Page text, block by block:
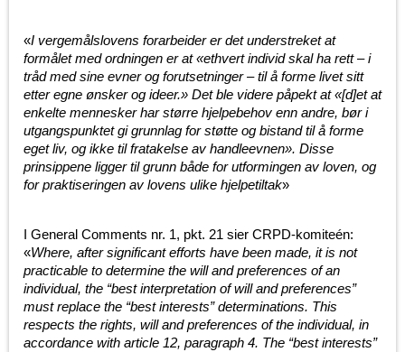
«I vergemålslovens forarbeider er det understreket at
formålet med ordningen er at «ethvert individ skal ha rett – i
tråd med sine evner og forutsetninger – til å forme livet sitt
etter egne ønsker og ideer.» Det ble videre påpekt at «[d]et at
enkelte mennesker har større hjelpebehov enn andre, bør i
utgangspunktet gi grunnlag for støtte og bistand til å forme
eget liv, og ikke til fratakelse av handleevnen». Disse
prinsippene ligger til grunn både for utformingen av loven, og
for praktiseringen av lovens ulike hjelpetiltak»
I General Comments nr. 1, pkt. 21 sier CRPD-komiteén:
«Where, after significant efforts have been made, it is not
practicable to determine the will and preferences of an
individual, the “best interpretation of will and preferences”
must replace the “best interests” determinations. This
respects the rights, will and preferences of the individual, in
accordance with article 12, paragraph 4. The “best interests”